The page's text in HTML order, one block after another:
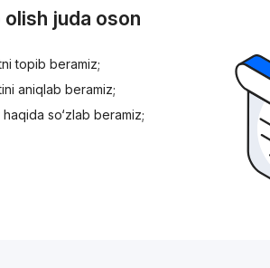
juda oson
topib beramiz;
aniqlab beramiz;
so‘zlab beramiz;